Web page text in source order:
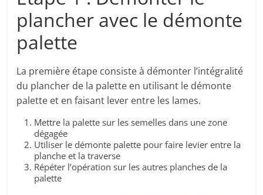
plancher avec le démonte
palette
La première étape consiste à démonter l’intégralité
du plancher de la palette en utilisant le démonte
palette et en faisant lever entre les lames.
Mettre la palette sur les semelles dans une zone
dégagée
Utiliser le démonte palette pour faire levier entre la
planche et la traverse
Répéter l’opération sur les autres planches de la
palette